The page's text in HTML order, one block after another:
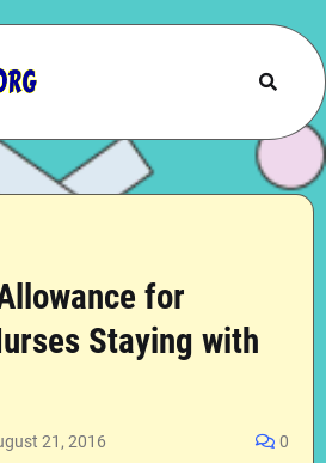
for
Staying with
21, 2016 0